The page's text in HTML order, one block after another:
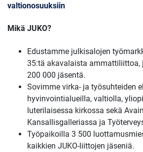
valtionosuuksiin
Mikä JUKO?
Edustamme julkisalojen
35:tä akavalaista ammattiliittoa,
200 000 jäsentä.
Sovimme virka- ja työsuhteiden
hyvinvointialueilla, valtiolla,
luterilaisessa kirkossa sekä
Kansallisgalleriassa ja
Työpaikoilla 3 500
kaikkien JUKO-liittojen jäseniä.